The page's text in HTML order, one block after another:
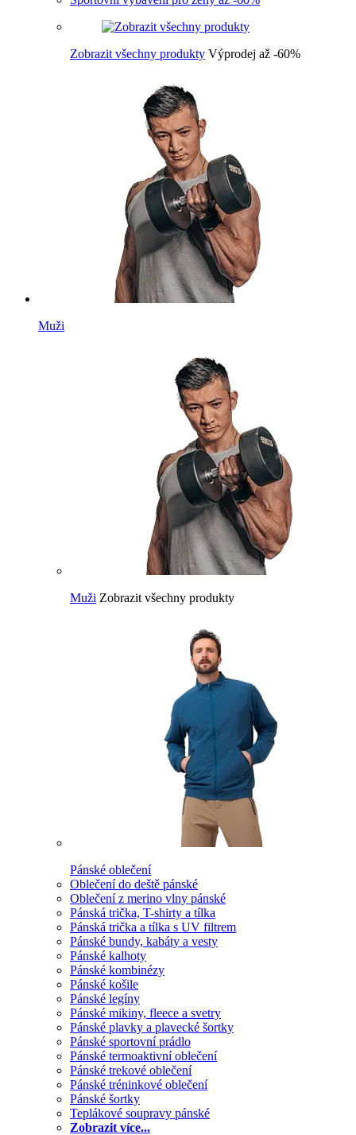
Zobrazit všechny produkty Výprodej až -60%
Muži
Muži Zobrazit všechny produkty
Pánské oblečení
Oblečení do deště pánské
Oblečení z merino vlny pánské
Pánská trička, T-shirty a tílka
Pánská trička a tílka s UV filtrem
Pánské bundy, kabáty a vesty
Pánské kalhoty
Pánské kombinézy
Pánské košile
Pánské legíny
Pánské mikiny, fleece a svetry
Pánské plavky a plavecké šortky
Pánské sportovní prádlo
Pánské termoaktivní oblečení
Pánské trekové oblečení
Pánské tréninkové oblečení
Pánské šortky
Teplákové soupravy pánské
Zobrazit více...